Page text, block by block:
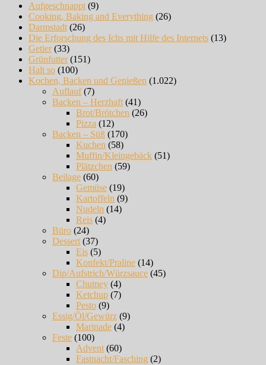
Aufgeschnappt (9)
Cooking, Baking and Everything (26)
Darmstadt (26)
Die Erforschung des Ichs mit Hilfe des Internets (13)
Getier(33)
Grünfutter(151)
Halt so (100)
Kochen, Backen und Genießen (1.022)
Auflauf(7)
Backen – Herzhaft (41)
Brot/Brötchen (26)
Pizza (12)
Backen – Süß (170)
Kuchen (58)
Muffin/Kleingebäck (51)
Plätzchen (59)
Beilage (60)
Gemüse (19)
Kartoffeln (9)
Nudeln (14)
Reis (4)
Büro (24)
Dessert (37)
Eis (5)
Konfekt/Praline (14)
Dip/Aufstrich/Würzsauce (45)
Chutney (4)
Ketchup (7)
Pesto (9)
Essig/Öl/Gewürz (9)
Marinade (4)
Feste (100)
Advent (60)
Fastnacht/Fasching (2)